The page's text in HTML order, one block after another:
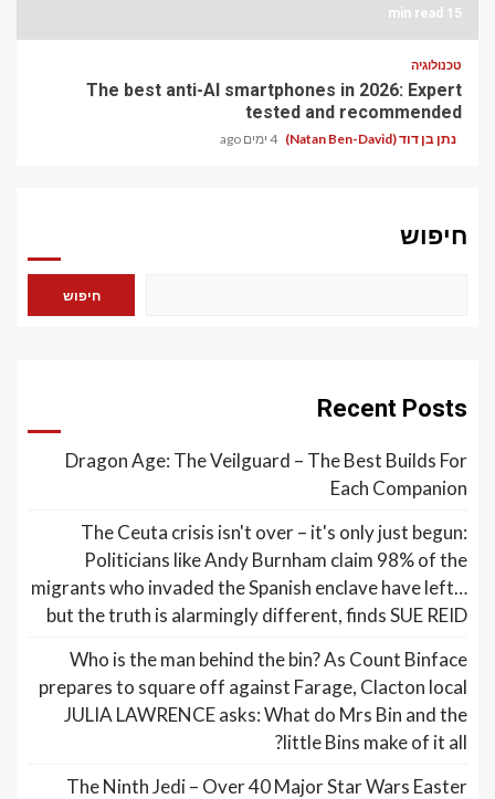
15 min read
טכנולוגיה
The best anti-AI smartphones in 2026: Expert
tested and recommended
נתן בן דוד (Natan Ben-David) 4 ימים ago
חיפוש
חיפוש
Recent Posts
Dragon Age: The Veilguard – The Best Builds For
Each Companion
The Ceuta crisis isn't over – it's only just begun:
Politicians like Andy Burnham claim 98% of the
migrants who invaded the Spanish enclave have left…
but the truth is alarmingly different, finds SUE REID
Who is the man behind the bin? As Count Binface
prepares to square off against Farage, Clacton local
JULIA LAWRENCE asks: What do Mrs Bin and the
little Bins make of it all?
The Ninth Jedi – Over 40 Major Star Wars Easter